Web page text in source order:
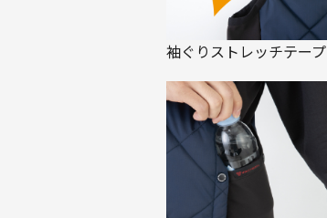
袖ぐりストレッチテープ